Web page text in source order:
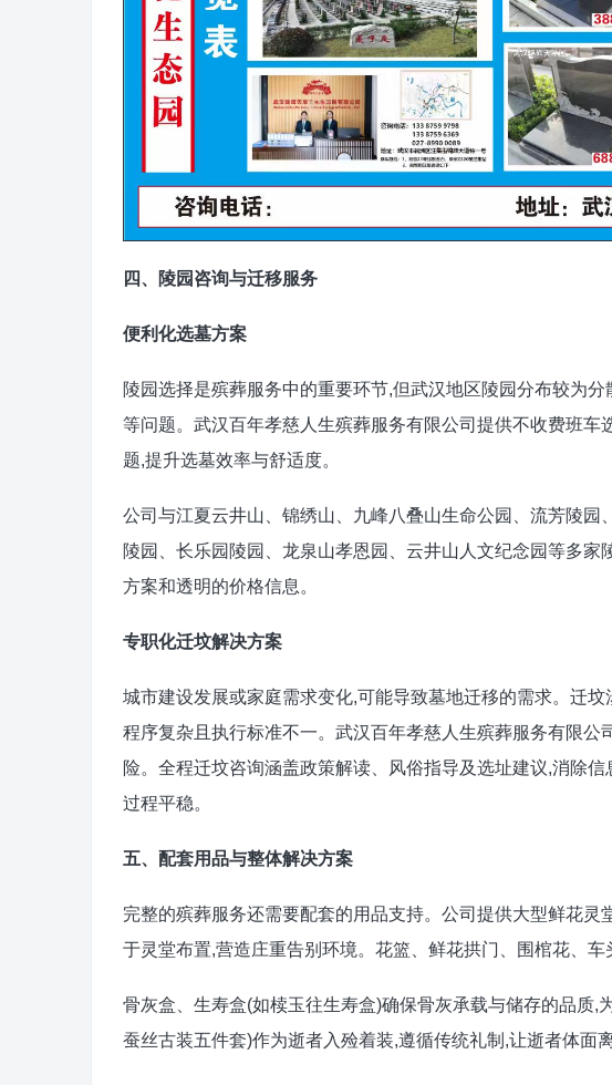
四、陵园咨询与迁移服务
便利化选墓方案
陵园选择是殡葬服务中的重要环节,但武汉地区陵园分布较为
等问题。武汉百年孝慈人生殡葬服务有限公司提供不收费班
题,提升选墓效率与舒适度。
公司与江夏云井山、锦绣山、九峰八叠山生命公园、流芳陵园
陵园、长乐园陵园、龙泉山孝恩园、云井山人文纪念园等多
方案和透明的价格信息。
专职化迁坟解决方案
城市建设发展或家庭需求变化,可能导致墓地迁移的需求。迁
程序复杂且执行标准不一。武汉百年孝慈人生殡葬服务有限
险。全程迁坟咨询涵盖政策解读、风俗指导及选址建议,消除
过程平稳。
五、配套用品与整体解决方案
完整的殡葬服务还需要配套的用品支持。公司提供大型鲜花灵
于灵堂布置,营造庄重告别环境。花篮、鲜花拱门、围棺花、车
骨灰盒、生寿盒(如椟玉往生寿盒)确保骨灰承载与储存的品质,
蚕丝古装五件套)作为逝者入殓着装,遵循传统礼制,让逝者体面离